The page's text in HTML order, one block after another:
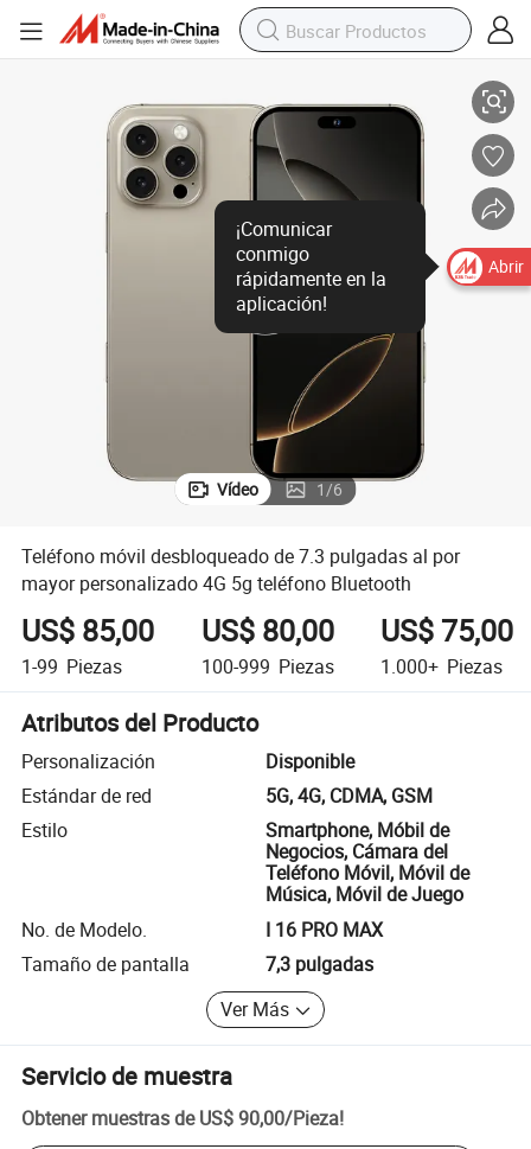
Vídeo 1/6
Teléfono móvil desbloqueado de 7.3 pulgadas al por
mayor personalizado 4G 5g teléfono Bluetooth
US$ 85,00
1-99 Piezas
US$ 80,00
100-999 Piezas
US$ 75,00
1.000+ Piezas
Atributos del Producto
Personalización
Disponible
Estándar de red
5G, 4G, CDMA, GSM
Estilo
Smartphone, Móbil de
Negocios, Cámara del
Teléfono Móvil, Móvil de
Música, Móvil de Juego
No. de Modelo.
I 16 PRO MAX
Tamaño de pantalla
7,3 pulgadas
Ver Más
Servicio de muestra
Obtener muestras de US$ 90,00/Pieza!
Abrir
¡Comunicar
conmigo
rápidamente en la
aplicación!